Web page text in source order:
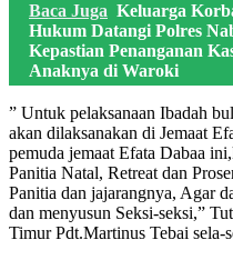
Baca Juga Keluarga
Hukum Datangi Polres
Kepastian Penanganan
Anaknya di Waroki
” Untuk pelaksanaan Ibadah
akan dilaksanakan di Jemaat
pemuda jemaat Efata Dabaa
Panitia Natal, Retreat dan
Panitia dan jajarangnya, Agar
dan menyusun Seksi-seksi,”
Timur Pdt.Martinus Tebai sela-